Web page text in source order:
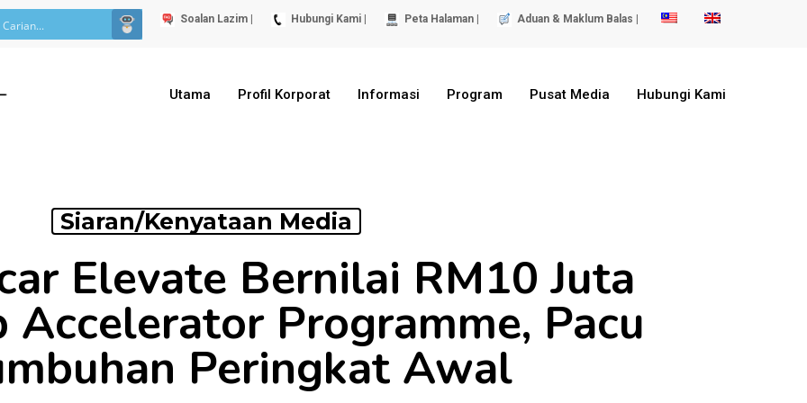
Soalan Lazim | Hubungi Kami | Peta Halaman | Aduan & Maklum Balas |
Utama Profil Korporat Informasi Program Pusat Media Hubungi Kami
Siaran/Kenyataan Media
Elevate Bernilai RM10 Juta
Programme, Pacu
Peringkat Awal